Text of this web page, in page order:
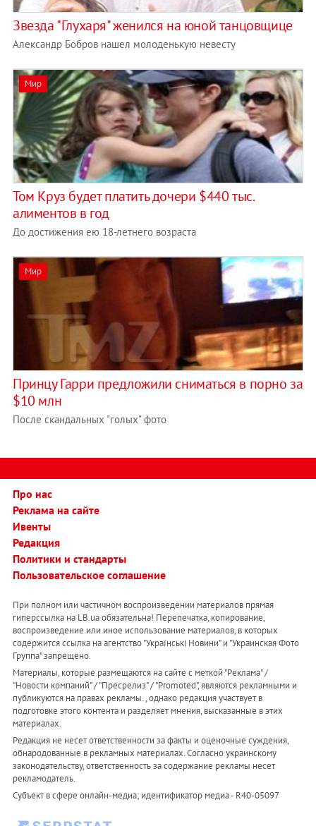
Звезда "Глухаря" женился на юной танцовщице
Александр Бобров нашел молоденькую невесту
Мир
Том Круз будет платить дочери $440 тыс.
алиментов в год
До достижения ею 18-летнего возраста
Мир
Принцу Гарри предложили сниматься в порно за
$10 млн
После скандальных "голых" фото
Про нас
Реклама на сайте
Ивенты
Редакция
Политики и стандарты
Пользовательское соглашение
При полном или частичном воспроизведении материалов прямая
гиперссылка на LB.ua обязательна! Перепечатка, копирование,
воспроизведение или иное использование материалов, в которых
содержится ссылка на агентство "Українськi Новини" и "Украинская Фото
Группа" запрещено.
Материалы, которые размещаются на сайте с меткой "Реклама" /
"Новости компаний" / "Пресрелиз" / "Promoted", являются рекламными и
публикуются на правах рекламы. , однако редакция участвует в
подготовке этого контента и разделяет мнения, высказанные в этих
материалах.
Редакция не несет ответственности за факты и оценочные суждения,
обнародованные в рекламных материалах. Согласно украинскому
законодательству, ответственность за содержание рекламы несет
рекламодатель.
Субъект в сфере онлайн-медиа; идентификатор медиа - R40-05097